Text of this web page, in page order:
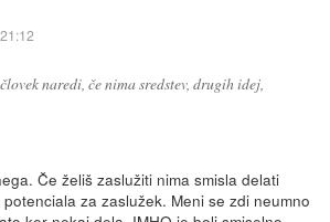
naredi, če nima sredstev, drugih idej,
Če želiš zaslužiti nima smisla delati
za zaslužek. Meni se zdi neumno